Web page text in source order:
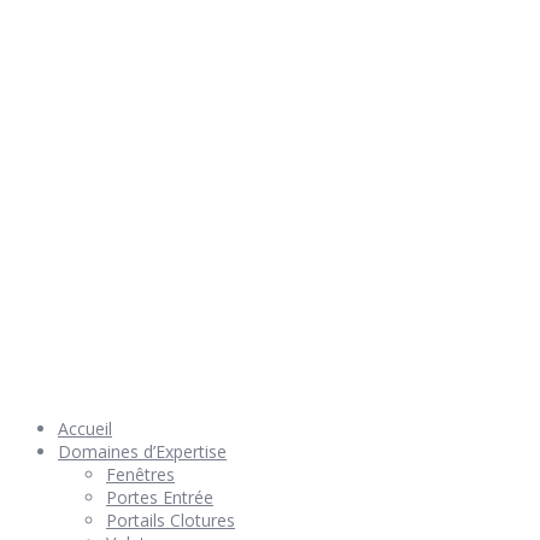
Accueil
Domaines d’Expertise
Fenêtres
Portes Entrée
Portails Clotures